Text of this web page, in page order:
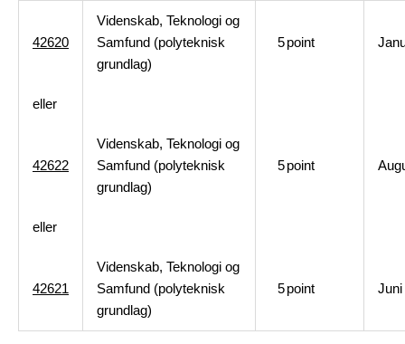
42620
Videnskab, Teknologi og
Samfund (polyteknisk
grundlag)
5point
eller
42622
Videnskab, Teknologi og
Samfund (polyteknisk
grundlag)
5point
eller
42621
Videnskab, Teknologi og
Samfund (polyteknisk
grundlag)
5point Juni